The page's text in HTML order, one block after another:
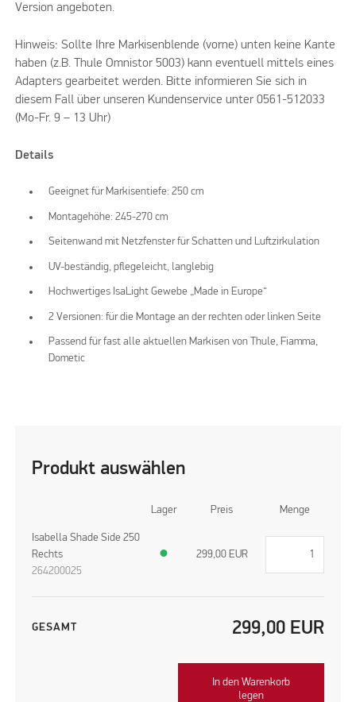
Version angeboten.
Hinweis: Sollte Ihre Markisenblende (vorne) unten keine Kante
haben (z.B. Thule Omnistor 5003) kann eventuell mittels eines
Adapters gearbeitet werden. Bitte informieren Sie sich in
diesem Fall über unseren Kundenservice unter 0561-512033
(Mo-Fr. 9 – 13 Uhr)
Details
Geeignet für Markisentiefe: 250 cm
Montagehöhe: 245-270 cm
Seitenwand mit Netzfenster für Schatten und Luftzirkulation
UV-beständig, pflegeleicht, langlebig
Hochwertiges IsaLight Gewebe „Made in Europe“
2 Versionen: für die Montage an der rechten oder linken Seite
Passend für fast alle aktuellen Markisen von Thule, Fiamma,
Dometic
Produkt auswählen
Lager Preis Menge
Isabella Shade Side 250
Rechts
264200025
● 299,00 EUR
GESAMT 299,00 EUR
In den Warenkorb
legen